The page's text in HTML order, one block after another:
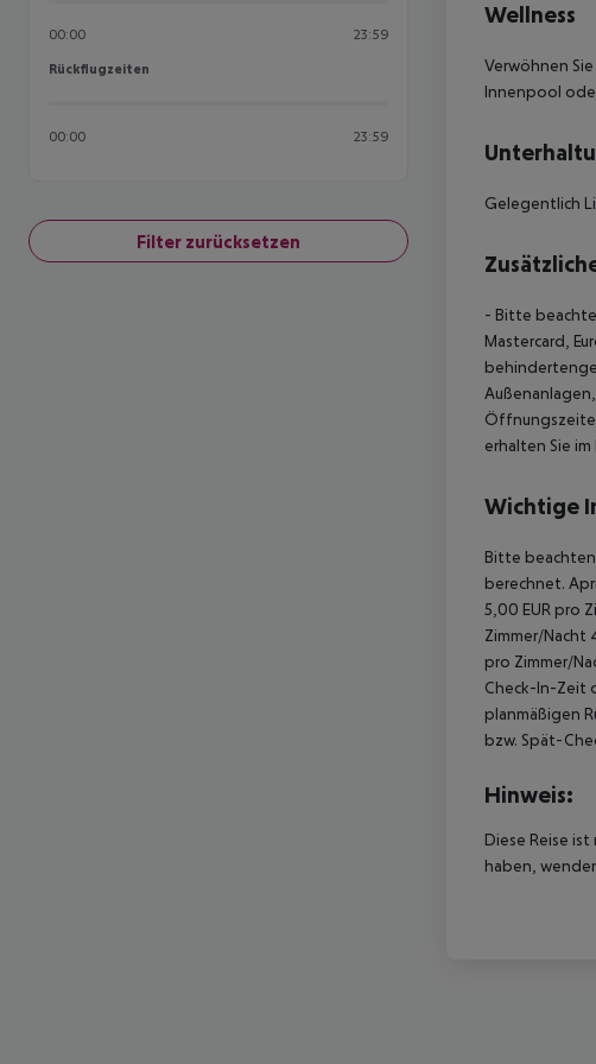
00:00 23:59
Rückflugzeiten
Rückflugzeiten
00:00 23:59
Filter zurücksetzen
Wellness
Verwöhnen
Innenpool
Gelegentlich
- Bitte
Mastercard,
erhalten Sie
Wichtige
Bitte
berechnet.
5,00 EUR pro
Zimmer/Nacht
pro Zimmer/
Check-In-Zeit
planmäßigen
bzw. Spät-
Hinweis:
Diese Reise
haben,